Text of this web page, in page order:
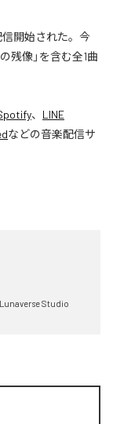
信開始された。今
残像」を含む全1曲
、 LINE
などの音楽配信サ
Lunaverse Studio